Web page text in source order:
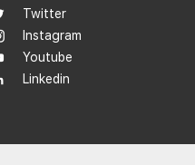
Twitter
Instagram
Youtube
Linkedin